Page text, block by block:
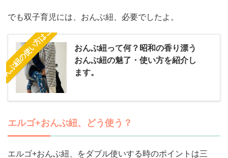
でも双子育児には、おんぶ紐、必要でしたよ。
の使い方はこちら
おんぶ紐って何？昭和の香り漂う
おんぶ紐の魅了・使い方を紹介し
ます。
エルゴ+おんぶ紐、どう使う？
エルゴ+おんぶ紐、をダブル使いする時のポイントは三